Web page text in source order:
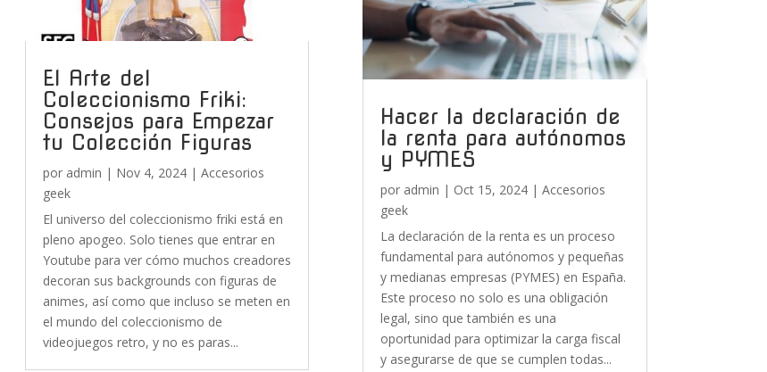
El Arte del
Coleccionismo Friki:
Consejos para Empezar
tu Colección Figuras
por admin | Nov 4, 2024| Accesorios
geek
El universo del coleccionismo friki está en
pleno apogeo. Solo tienes que entrar en
Youtube para ver cómo muchos creadores
decoran sus backgrounds con figuras de
animes, así como que incluso se meten en
el mundo del coleccionismo de
videojuegos retro, y no es paras...
Hacer la declaración de
la renta para autónomos
y PYMES
por admin | Oct 15, 2024| Accesorios
geek
La declaración de la renta es un proceso
fundamental para autónomos y pequeñas
y medianas empresas (PYMES) en España.
Este proceso no solo es una obligación
legal, sino que también es una
oportunidad para optimizar la carga fiscal
y asegurarse de que se cumplen todas...